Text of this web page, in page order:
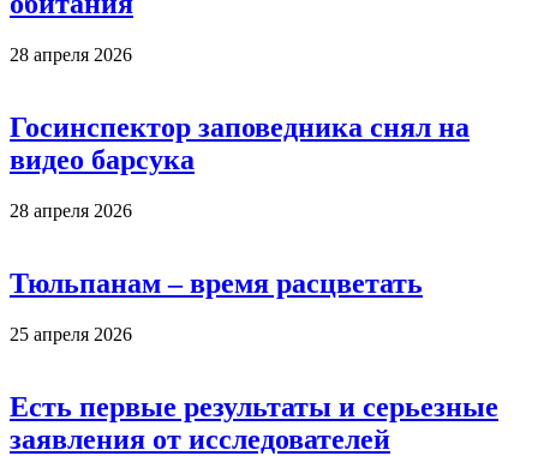
28 апреля 2026
Госинспектор заповедника снял на
видео барсука
28 апреля 2026
Тюльпанам – время расцветать
25 апреля 2026
Есть первые результаты и серьезные
заявления от исследователей